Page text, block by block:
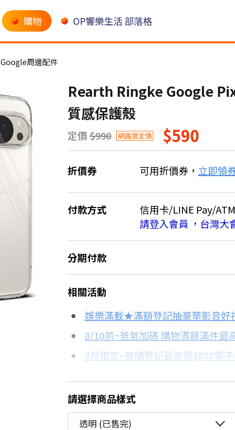
購物 OP響樂生活 部落格
Google周邊配件
Rearth Ringke Google
質感保護殼
定價 $990 網路限定價 $590
折價券 可用折價券， 立即領
付款方式
信用卡/LINE Pay/ATM
請登入會員 ，台灣大
分期付款
＊實際可分期數、適用利率，請以購
信用卡分期
分期數
3期
12期
每期金額
$210
$52
相關活動
娛樂滿載★滿額登記抽豪華影音好
8/10前~爸氣加碼 購物滿額滿件最
8月限定~首購登記最高領$888電
更多信用卡分期0利率滿額享回饋
請選擇商品樣式
透明 (已售完)